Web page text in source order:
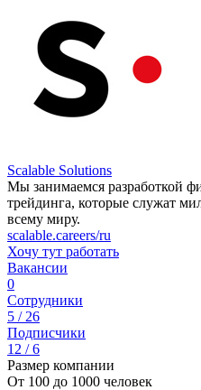
Scalable Solutions
Мы занимаемся разработкой
трейдинга, которые служат
всему миру.
scalable.careers/ru
Хочу тут работать
Вакансии
0
Сотрудники
5 / 26
Подписчики
12 / 6
Размер компании
От 100 до 1000 человек